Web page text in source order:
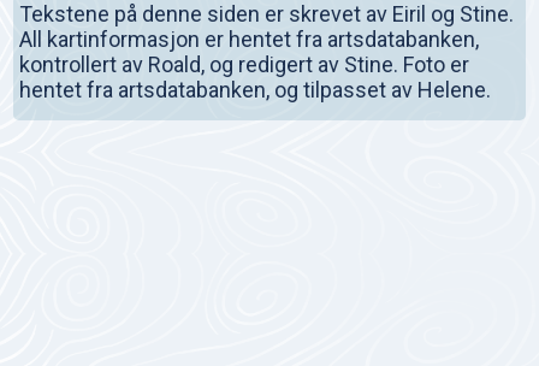
Tekstene på denne siden er skrevet av Eiril og Stine.
All kartinformasjon er hentet fra artsdatabanken,
kontrollert av Roald, og redigert av Stine. Foto er
hentet fra artsdatabanken, og tilpasset av Helene.